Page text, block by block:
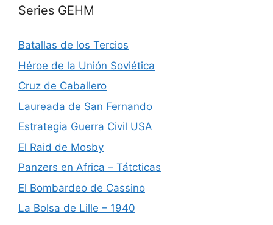
Series GEHM
Batallas de los Tercios
Héroe de la Unión Soviética
Cruz de Caballero
Laureada de San Fernando
Estrategia Guerra Civil USA
El Raid de Mosby
Panzers en Africa – Tátcticas
El Bombardeo de Cassino
La Bolsa de Lille – 1940